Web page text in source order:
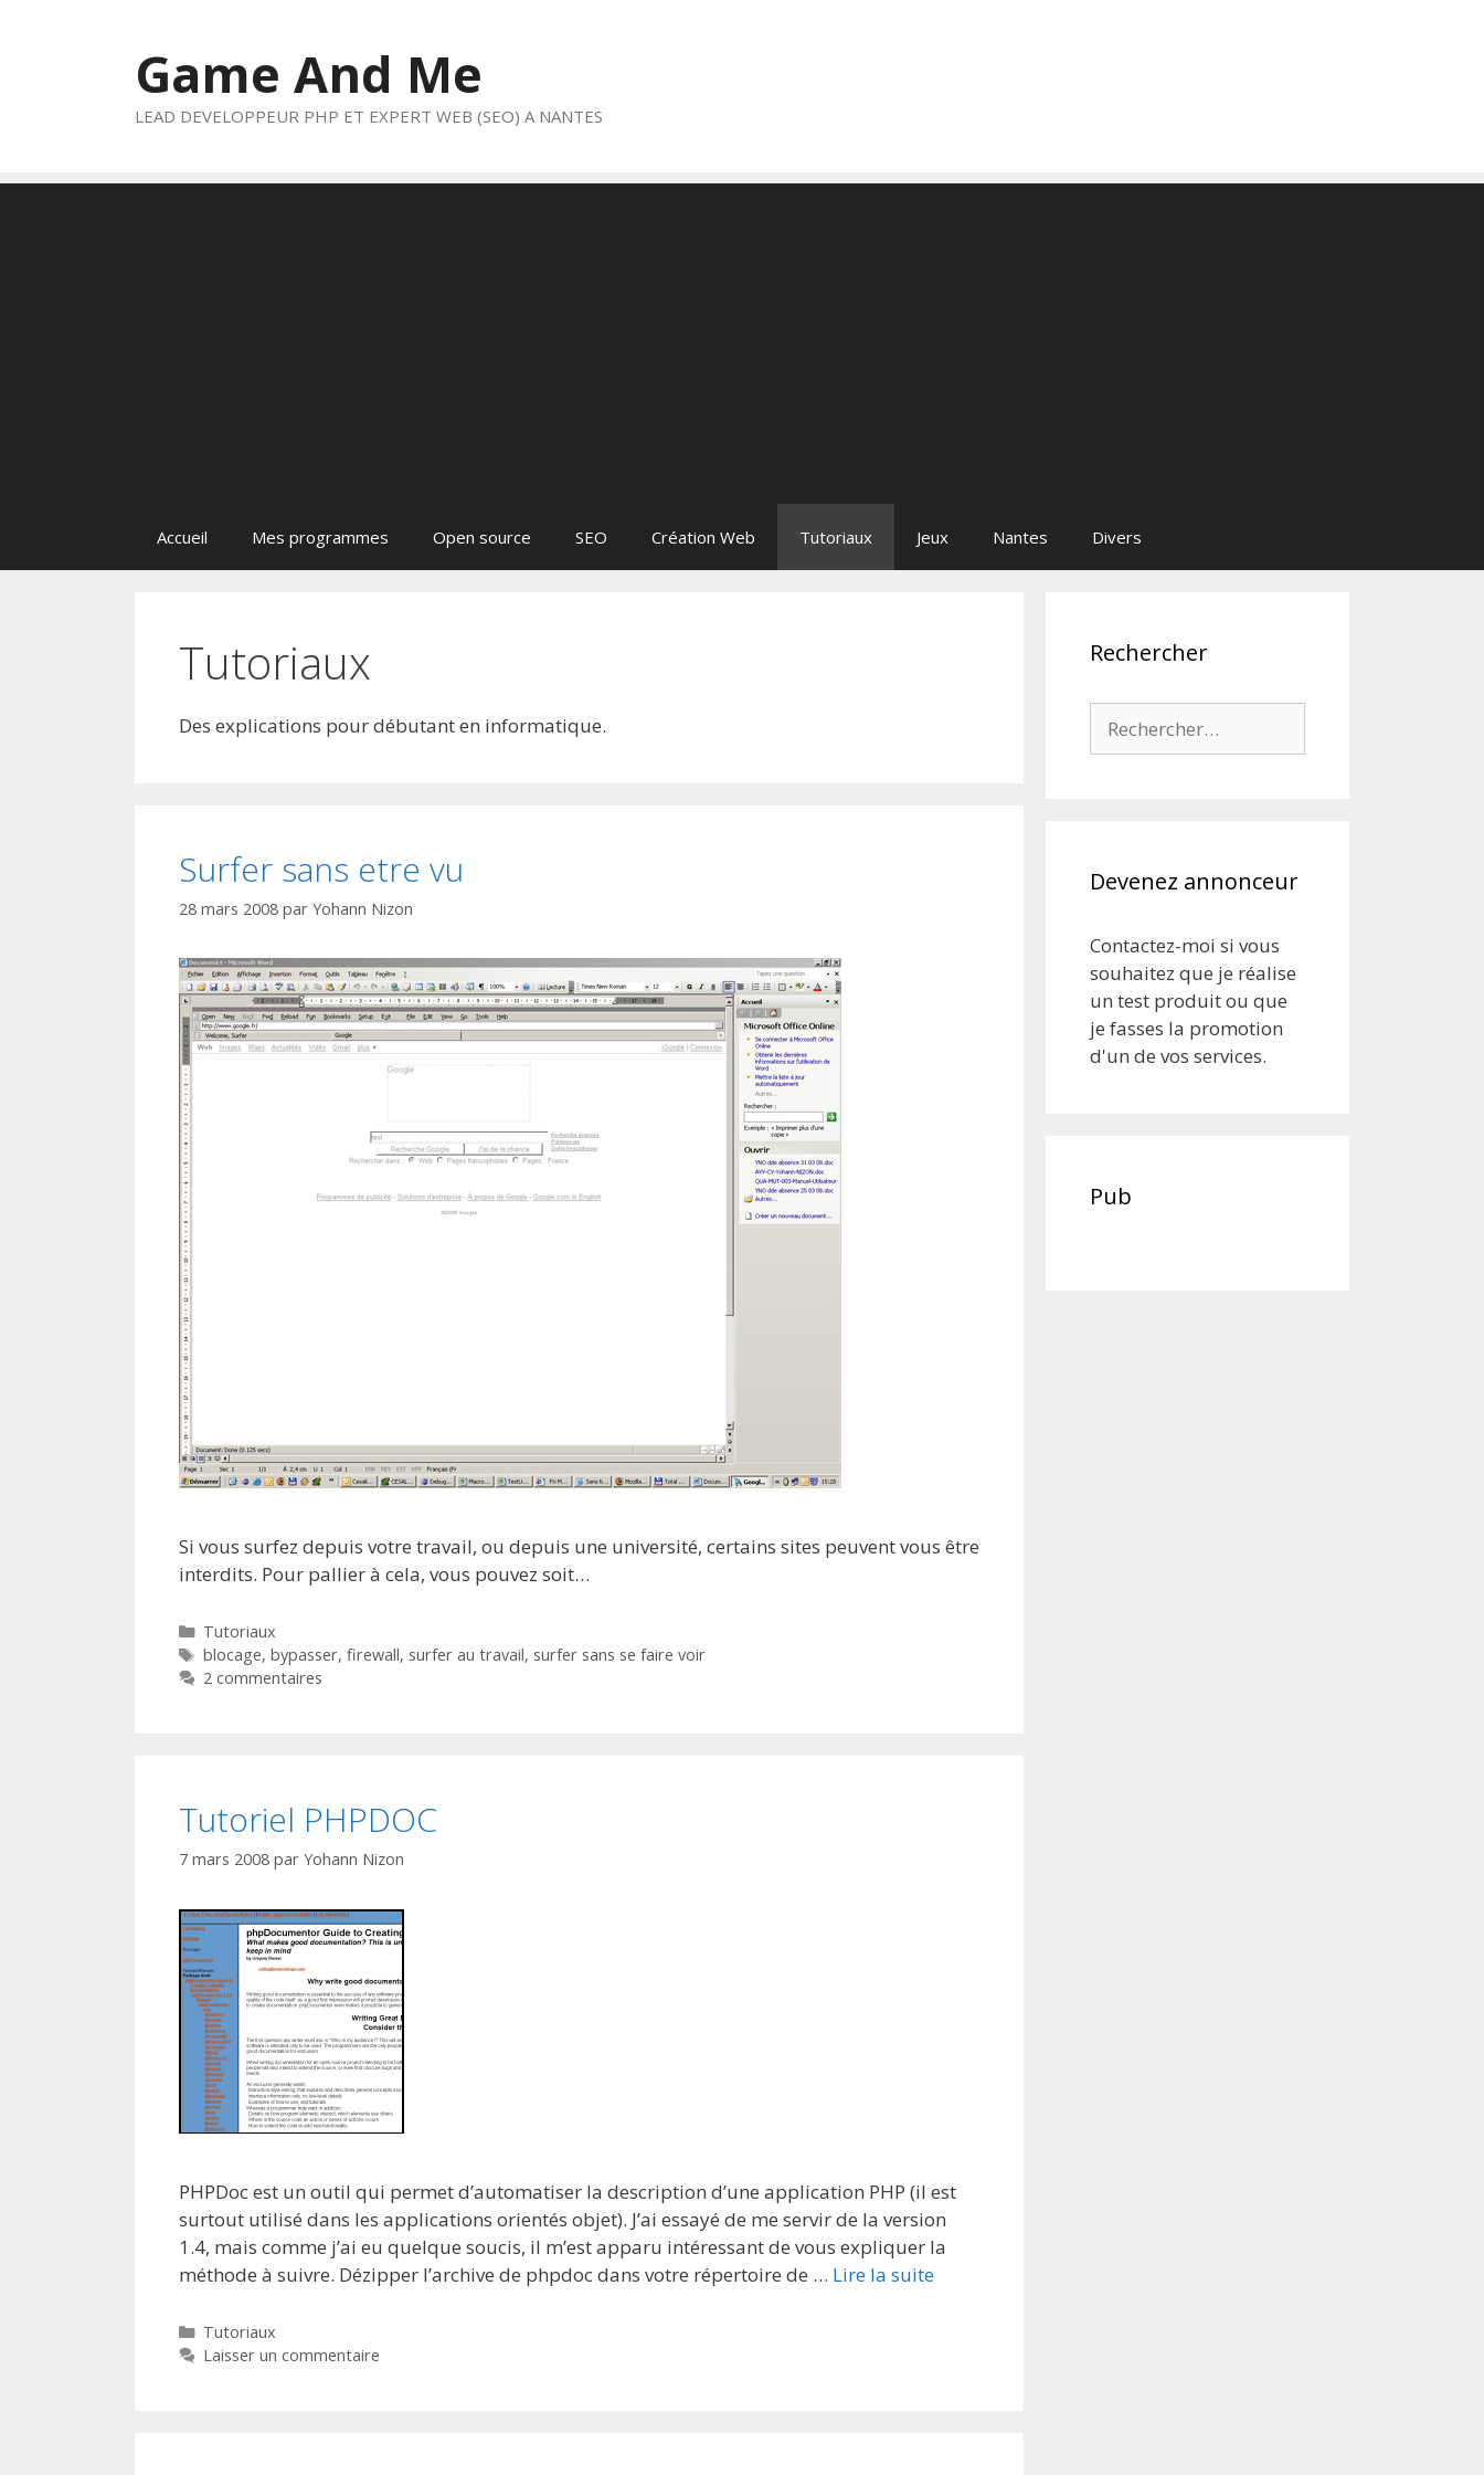
Game And Me
LEAD DEVELOPPEUR PHP ET EXPERT WEB (SEO) A NANTES
Accueil Mes programmes Open source SEO Création Web Tutoriaux Jeux Nantes Divers
Tutoriaux
Des explications pour débutant en informatique.
Surfer sans etre vu
28 mars 2008 par Yohann Nizon
Si vous surfez depuis votre travail, ou depuis une université, certains sites peuvent vous être
interdits. Pour pallier à cela, vous pouvez soit…
Catégories
Tutoriaux
Étiquettes
blocage, bypasser, firewall, surfer au travail, surfer sans se faire voir
2 commentaires
Tutoriel PHPDOC
7 mars 2008 par Yohann Nizon
PHPDoc est un outil qui permet d’automatiser la description d’une application PHP (il est
surtout utilisé dans les applications orientés objet). J’ai essayé de me servir de la version
1.4, mais comme j’ai eu quelque soucis, il m’est apparu intéressant de vous expliquer la
méthode à suivre. Dézipper l’archive de phpdoc dans votre répertoire de … Lire la suite
Catégories
Tutoriaux
Laisser un commentaire
Rechercher
Devenez annonceur
Contactez-moi si vous
souhaitez que je réalise
un test produit ou que
je fasses la promotion
d'un de vos services.
Pub